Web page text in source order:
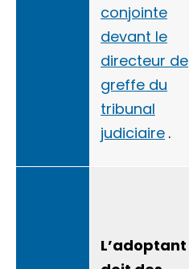
conjointe
devant le
directeur de
greffe du
tribunal
judiciaire .
L’adoptant